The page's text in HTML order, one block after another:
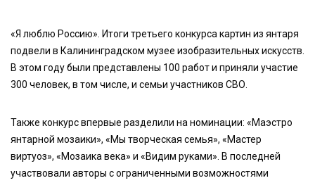
«Я люблю Россию». Итоги третьего конкурса картин из янтаря
подвели в Калининградском музее изобразительных искусств.
В этом году были представлены 100 работ и приняли участие
300 человек, в том числе, и семьи участников СВО.
Также конкурс впервые разделили на номинации: «Маэстро
янтарной мозаики», «Мы творческая семья», «Мастер
виртуоз», «Мозаика века» и «Видим руками». В последней
участвовали авторы с ограниченными возможностями